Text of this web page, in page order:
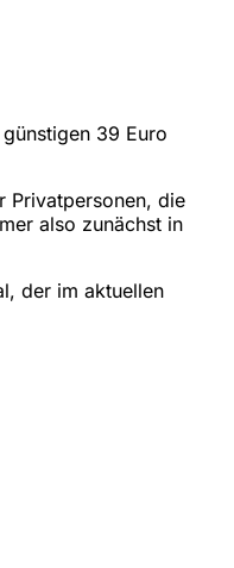
39 Euro
Privatpersonen, die
also zunächst in
der im aktuellen